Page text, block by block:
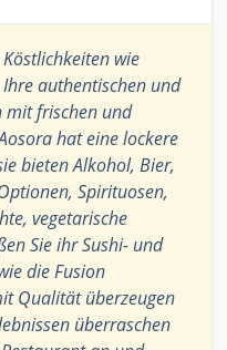
wie
authentischen und
mit frischen und
hat eine lockere
bieten Alkohol, Bier,
Spirituosen,
vegetarische
Sie ihr Sushi- und
die Fusion
Qualität überzeugen
überraschen